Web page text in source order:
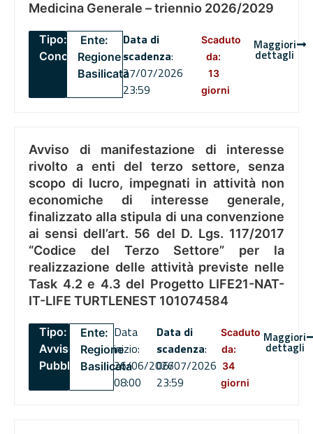
Medicina Generale – triennio 2026/2029
Tipo:
Concorsi
Ente:
Regione
Basilicata
Data di
scadenza:
27/07/2026
23:59
Scaduto
da:
13
giorni
Maggiori
dettagli
Avviso di manifestazione di interesse
rivolto a enti del terzo settore, senza
scopo di lucro, impegnati in attività non
economiche di interesse generale,
finalizzato alla stipula di una convenzione
ai sensi dell’art. 56 del D. Lgs. 117/2017
“Codice del Terzo Settore” per la
realizzazione delle attività previste nelle
Task 4.2 e 4.3 del Progetto LIFE21-NAT-
IT-LIFE TURTLENEST 101074584
Tipo:
Avviso
Pubblico
Ente:
Regione
Basilicata
Data
inizio:
26/06/2026
08:00
Data di
scadenza:
06/07/2026
23:59
Scaduto
da:
34
giorni
Maggiori
dettagli